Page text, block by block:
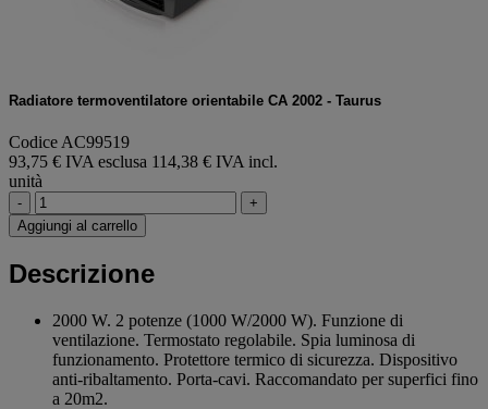
Radiatore termoventilatore orientabile CA 2002 - Taurus
Codice AC99519
93,75 € IVA esclusa 114,38 € IVA incl.
unità
-
+
Aggiungi al carrello
Descrizione
2000 W. 2 potenze (1000 W/2000 W). Funzione di
ventilazione. Termostato regolabile. Spia luminosa di
funzionamento. Protettore termico di sicurezza. Dispositivo
anti-ribaltamento. Porta-cavi. Raccomandato per superfici fino
a 20m2.